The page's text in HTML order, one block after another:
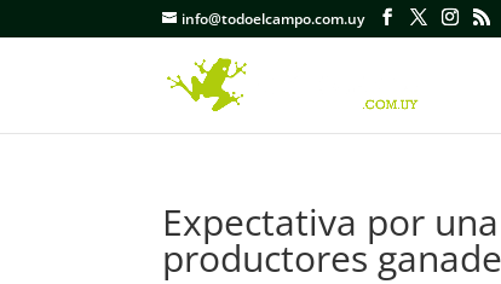
info@todoelcampo.com.uy
Expectativa por
productores